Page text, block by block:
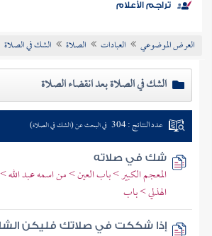
موضوعي
تراجم الأعلام
العرض الموضوعي العبادات الصلاة الشك في الصلاة
الشك في الصلاة بعد انقضاء الصلاة
عدد النتائج : 304 في البحث عن (الشك في الصلاة)
شك في صلاته
المعجم الكبير > باب العين > من اسمه عبد الله
الهذلي > باب
إذا شككت في صلاتك فليكن